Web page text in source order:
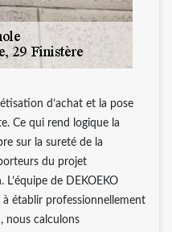
d’achat et la pose
Ce qui rend logique la
sur la sureté de la
du projet
de DEKOEKO
établir professionnellement
nous calculons